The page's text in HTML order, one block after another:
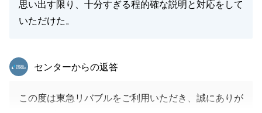
思い出す限り、十分すぎる程的確な説明と対応をして
いただけた。
東急リバブル
センターからの返答
この度は東急リバブルをご利用いただき、誠にありが